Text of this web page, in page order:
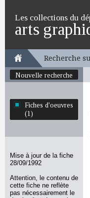
Les collections du
arts
Recherche
Nouvelle recherche
Fiches d'oeuvres
(1)
Mise à jour de la fiche
28/09/1992
Attention, le contenu de
cette fiche ne reflète
pas nécessairement le